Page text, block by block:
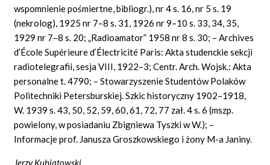
wspomnienie pośmiertne, bibliogr.), nr 4 s. 16, nr 5 s. 19
(nekrolog), 1925 nr 7–8 s. 31, 1926 nr 9–10 s. 33, 34, 35,
1929 nr 7–8 s. 20; „Radioamator” 1958 nr 8 s. 30; – Archives
d’École Supérieure d’Électricité Paris: Akta studenckie sekcji
radiotelegrafii, sesja VIII, 1922–3; Centr. Arch. Wojsk.: Akta
personalne t. 4790; – Stowarzyszenie Studentów Polaków
Politechniki Petersburskiej. Szkic historyczny 1902–1918,
W. 1939 s. 43, 50, 52, 59, 60, 61, 72, 77 zał. 4 s. 6 (mszp.
powielony, w posiadaniu Zbigniewa Tyszki w W.); –
Informacje prof. Janusza Groszkowskiego i żony M-a Janiny.
Jerzy Kubiatowski